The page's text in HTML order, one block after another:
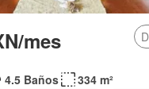
mes
4.5 Baños
334 m²